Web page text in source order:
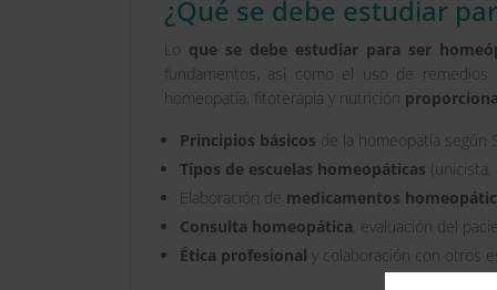
¿Qué se debe estudiar
Lo que se debe estudiar para ser
fundamentos, así como el uso de remedios
homeopatía, fitoterapia y nutrición
Principios básicos de la homeopatía según
Tipos de escuelas homeopáticas
Elaboración de medicamentos
Consulta homeopática, evaluación del
Ética profesional y colaboración con otros